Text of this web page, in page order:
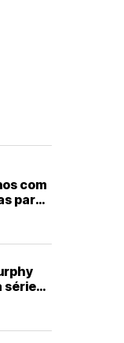
com
para
série